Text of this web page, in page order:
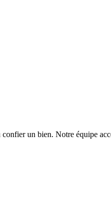
un bien. Notre équipe